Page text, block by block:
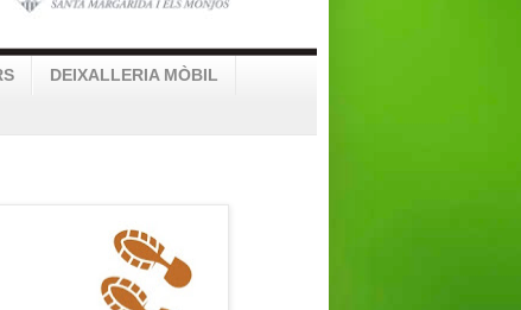
DEIXALLERIA MÒBIL